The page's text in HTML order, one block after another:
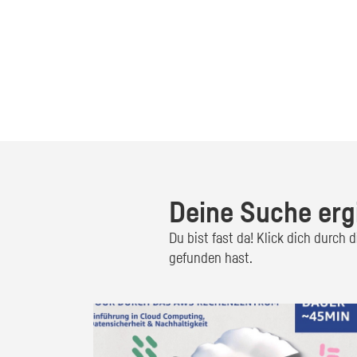
Deine Suche
Du bist fast da! Klick dich durch
gefunden hast.